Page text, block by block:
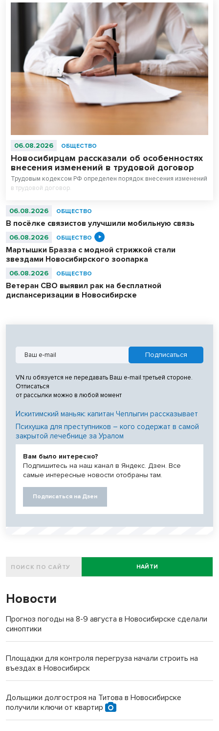
06.08.2026 ОБЩЕСТВО
Новосибирцам рассказали об особенностях
внесения изменений в трудовой договор
Трудовым кодексом РФ определен порядок внесения изменений
в трудовой договор.
06.08.2026 ОБЩЕСТВО
В посёлке связистов улучшили мобильную связь
06.08.2026 ОБЩЕСТВО
Мартышки Бразза с модной стрижкой стали
звездами Новосибирского зоопарка
06.08.2026 ОБЩЕСТВО
Ветеран СВО выявил рак на бесплатной
диспансеризации в Новосибирске
VN.ru обязуется не передавать Ваш e-mail третьей стороне.
Отписаться
от рассылки можно в любой момент
Искитимский маньяк: капитан Чеплыгин рассказывает
Психушка для преступников – кого содержат в самой
закрытой лечебнице за Уралом
Вам было интересно?
Подпишитесь на наш канал в Яндекс. Дзен. Все
самые интересные новости отобраны там.
Подписаться на Дзен
НАЙТИ
Новости
Прогноз погоды на 8-9 августа в Новосибирске сделали
синоптики
Площадки для контроля перегруза начали строить на
въездах в Новосибирск
Дольщики долгостроя на Титова в Новосибирске
получили ключи от квартир